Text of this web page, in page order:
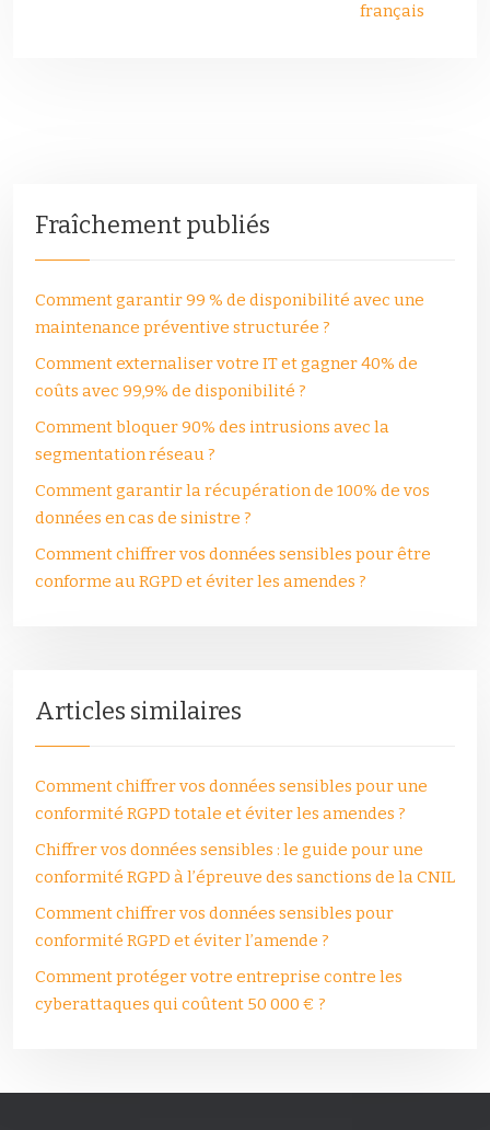
français
Fraîchement publiés
Comment garantir 99 % de disponibilité avec une
maintenance préventive structurée ?
Comment externaliser votre IT et gagner 40% de
coûts avec 99,9% de disponibilité ?
Comment bloquer 90% des intrusions avec la
segmentation réseau ?
Comment garantir la récupération de 100% de vos
données en cas de sinistre ?
Comment chiffrer vos données sensibles pour être
conforme au RGPD et éviter les amendes ?
Articles similaires
Comment chiffrer vos données sensibles pour une
conformité RGPD totale et éviter les amendes ?
Chiffrer vos données sensibles : le guide pour une
conformité RGPD à l’épreuve des sanctions de la CNIL
Comment chiffrer vos données sensibles pour
conformité RGPD et éviter l’amende ?
Comment protéger votre entreprise contre les
cyberattaques qui coûtent 50 000 € ?